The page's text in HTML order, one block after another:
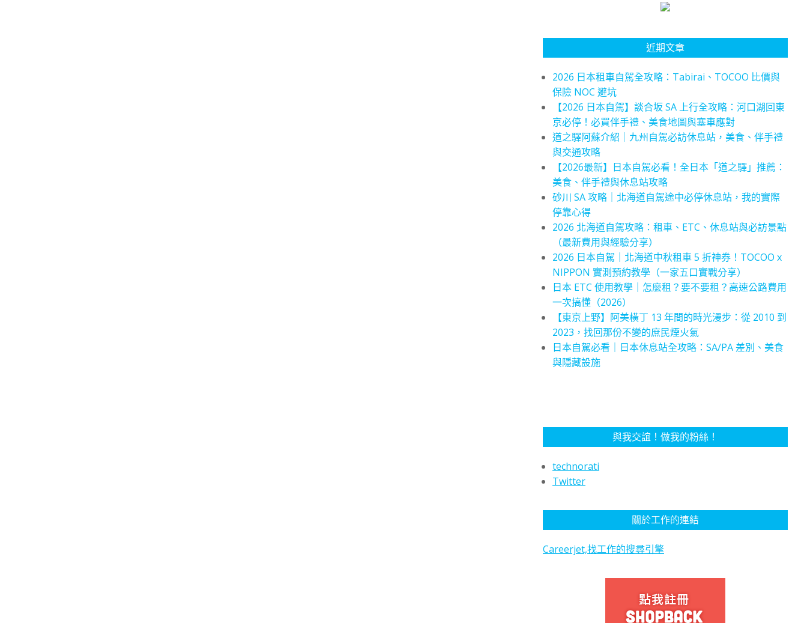
近期文章
2026 日本租車自駕全攻略：Tabirai、TOCOO 比價與
保險 NOC 避坑
【2026 日本自駕】談合坂 SA 上行全攻略：河口湖回東
京必停！必買伴手禮、美食地圖與塞車應對
道之驛阿蘇介紹｜九州自駕必訪休息站，美食、伴手禮
與交通攻略
【2026最新】日本自駕必看！全日本「道之驛」推薦：
美食、伴手禮與休息站攻略
砂川 SA 攻略｜北海道自駕途中必停休息站，我的實際
停靠心得
2026 北海道自駕攻略：租車、ETC、休息站與必訪景點
（最新費用與經驗分享）
2026 日本自駕｜北海道中秋租車 5 折神券！TOCOO x
NIPPON 實測預約教學（一家五口實戰分享）
日本 ETC 使用教學｜怎麼租？要不要租？高速公路費用
一次搞懂（2026）
【東京上野】阿美橫丁 13 年間的時光漫步：從 2010 到
2023，找回那份不變的庶民煙火氣
日本自駕必看｜日本休息站全攻略：SA/PA 差別、美食
與隱藏設施
與我交誼！做我的粉絲！
technorati
Twitter
關於工作的連結
Careerjet,找工作的搜尋引擎